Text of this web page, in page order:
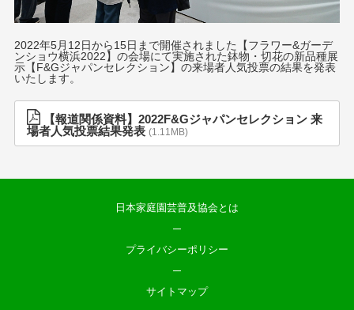
2022年5月12日から15日まで開催されました【フラワー&ガーデ
ンショウ横浜2022】の会場にて実施された鉢物・切花の新品種展
示【F&Gジャパンセレクション】の来場者人気投票の結果を発表
いたします。
【報道関係資料】2022F&Gジャパンセレクション 来
場者人気投票結果発表
1.11MB
日本家庭園芸普及協会とは
プライバシーポリシー
サイトマップ